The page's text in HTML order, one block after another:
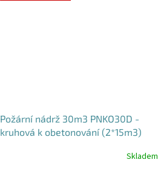
Požární nádrž 30m3 PNKO30D -
kruhová k obetonování (2*15m3)
Skladem